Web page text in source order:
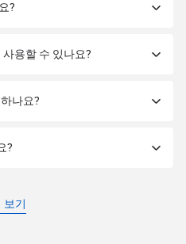
?
용할 수 있나요?
나요?
?
보기